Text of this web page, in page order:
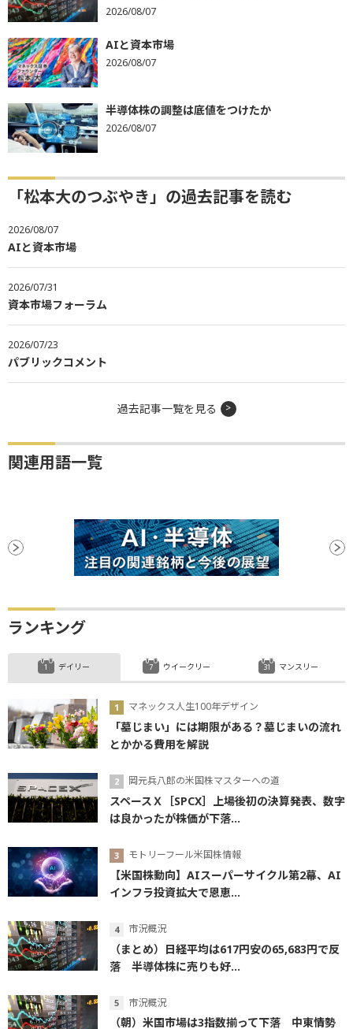
2026/08/07
AIと資本市場
2026/08/07
半導体株の調整は底値をつけたか
2026/08/07
「松本大のつぶやき」の過去記事を読む
2026/08/07
AIと資本市場
2026/07/31
資本市場フォーラム
2026/07/23
パブリックコメント
過去記事一覧を見る
関連用語一覧
ランキング
デイリー
マネックス人生100年デザイン
「墓じまい」には期限がある？墓じまいの流れ
とかかる費用を解説
岡元兵八郎の米国株マスターへの道
スペースＸ［SPCX］上場後初の決算発表、数字
は良かったが株価が下落...
モトリーフール米国株情報
【米国株動向】AIスーパーサイクル第2幕、AI
インフラ投資拡大で恩恵...
市況概況
（まとめ）日経平均は617円安の65,683円で反
落 半導体株に売りも好...
市況概況
（朝）米国市場は3指数揃って下落 中東情勢
ウイークリー マンスリー